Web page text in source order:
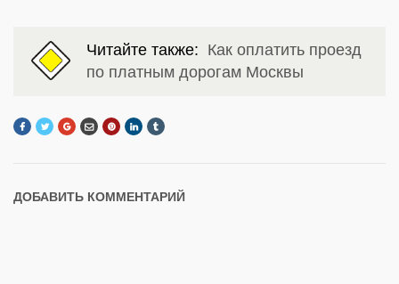
Читайте также: Как оплатить проезд
по платным дорогам Москвы
ДОБАВИТЬ КОММЕНТАРИЙ